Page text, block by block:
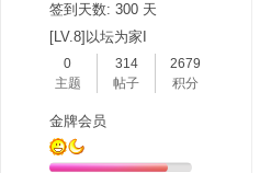
签到天数: 300 天
[LV.8]以坛为家I
0
主题
314
帖子
2679
积分
金牌会员